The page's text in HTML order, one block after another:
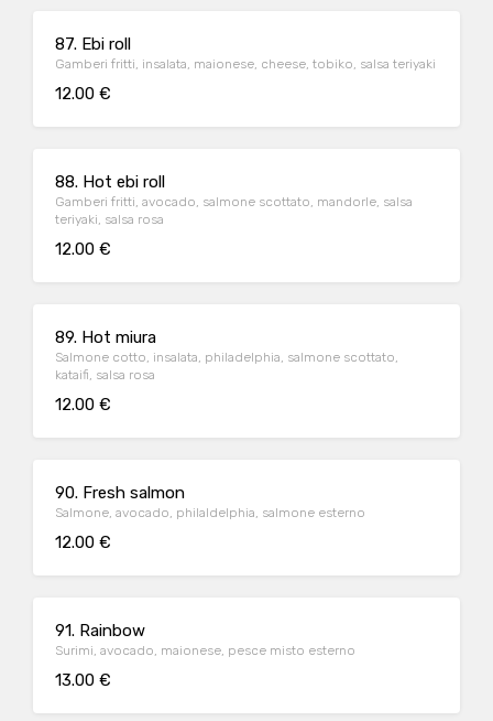
87. Ebi roll
Gamberi fritti, insalata, maionese, cheese, tobiko, salsa teriyaki
12.00 €
88. Hot ebi roll
Gamberi fritti, avocado, salmone scottato, mandorle, salsa
teriyaki, salsa rosa
12.00 €
89. Hot miura
Salmone cotto, insalata, philadelphia, salmone scottato,
kataifi, salsa rosa
12.00 €
90. Fresh salmon
Salmone, avocado, philaldelphia, salmone esterno
12.00 €
91. Rainbow
Surimi, avocado, maionese, pesce misto esterno
13.00 €